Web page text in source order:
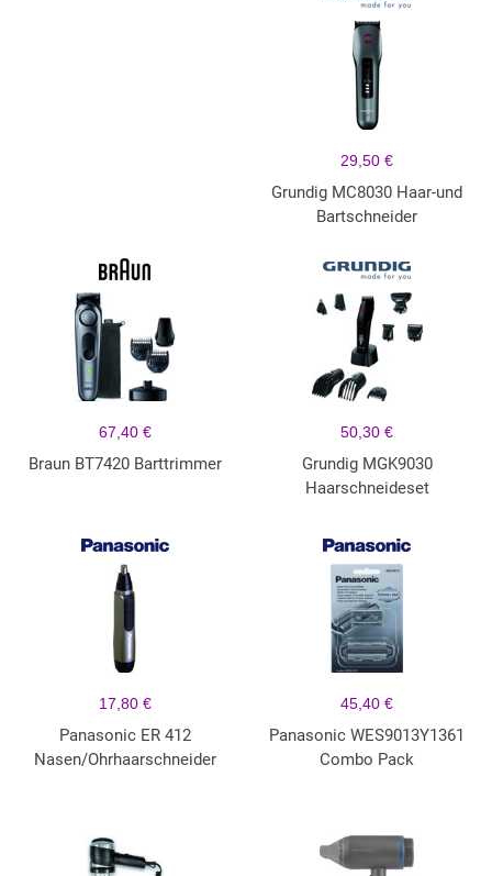
29,50 €
Grundig MC8030 Haar-und
Bartschneider
67,40 €
Braun BT7420 Barttrimmer
50,30 €
Grundig MGK9030
Haarschneideset
17,80 €
Panasonic ER 412
Nasen/Ohrhaarschneider
45,40 €
Panasonic WES9013Y1361
Combo Pack